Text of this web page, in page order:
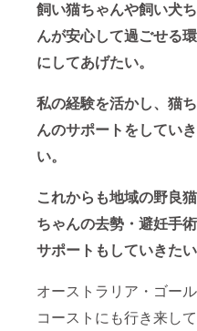
飼い猫ちゃんや飼い犬
んが安心して過ごせる
にしてあげたい。
私の経験を活かし、猫
んのサポートをしてい
い。
これからも地域の野良猫
ちゃんの去勢・避妊手
サポートもしていきたい
オーストラリア・ゴー
コーストにも行き来し